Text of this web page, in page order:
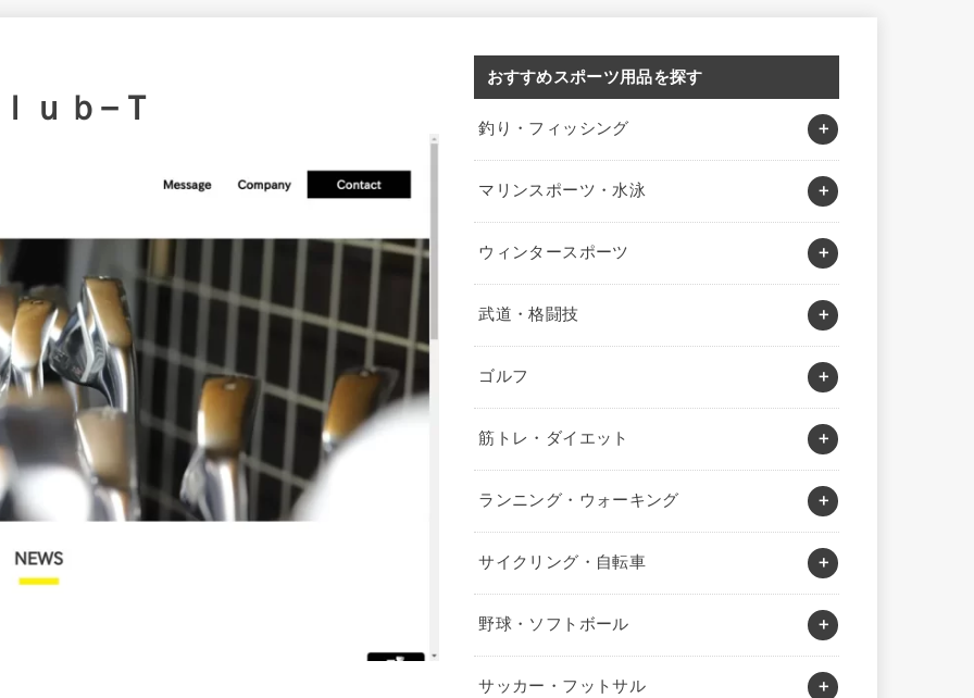
ｕｂ−Ｔ
おすすめスポーツ用品を探す
釣り・フィッシング
マリンスポーツ・水泳
ウィンタースポーツ
武道・格闘技
ゴルフ
筋トレ・ダイエット
ランニング・ウォーキング
サイクリング・自転車
野球・ソフトボール
サッカー・フットサル